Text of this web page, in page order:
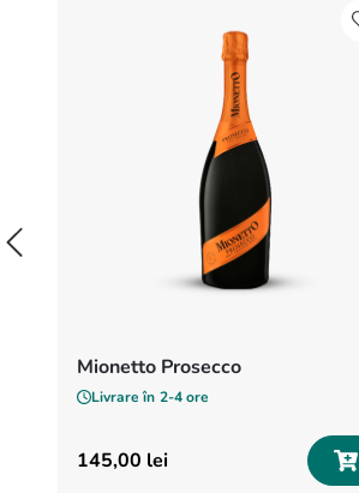
Mionetto Prosecco
Livrare în 2-4 ore
145,00 lei